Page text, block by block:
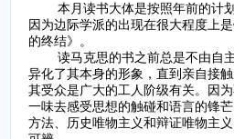
本月读书大体是按照年前的计划
因为边际学派的出现在很大程度上
的终结》。
读马克思的书之前总是不由自主
异化了其本身的形象，直到亲自接
其受众是广大的工人阶级有关。因
一味去感受思想的触碰和语言的锋
方法、历史唯物主义和辩证唯物主